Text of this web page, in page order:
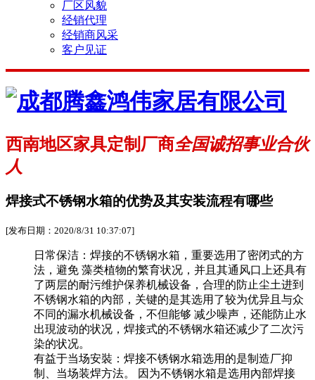
厂区风貌
经销代理
经销商风采
客户见证
西南地区家具定制厂商全国诚招事业合伙
人
焊接式不锈钢水箱的优势及其安装流程有哪些
[发布日期：2020/8/31 10:37:07]
日常保洁：焊接的不锈钢水箱，重要选用了密闭式的方
法，避免 藻类植物的繁育状况，并且其通风口上还具有
了两层的耐污维护保养机械设备，合理的防止尘土进到
不锈钢水箱的內部，关键的是其选用了较为优异且与众
不同的漏水机械设备，不但能够 减少噪声，还能防止水
出現波动的状况，焊接式的不锈钢水箱还减少了二次污
染的状况。
有益于当场安裝：焊接不锈钢水箱选用的是制造厂抑
制、当场装焊方法。 因为不锈钢水箱是选用內部焊接